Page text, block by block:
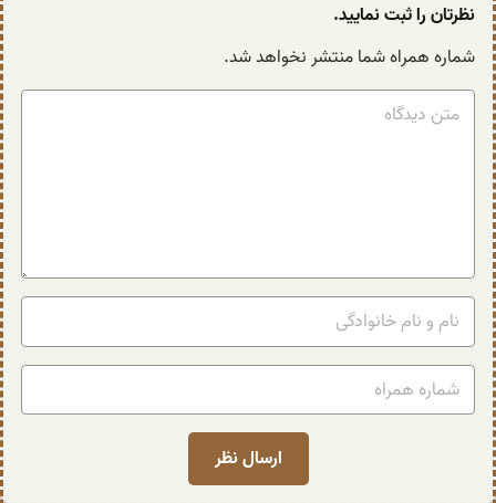
نظرتان را ثبت نمایید.
شماره همراه شما منتشر نخواهد شد.